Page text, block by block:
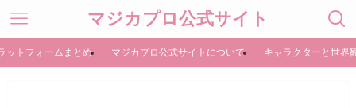
マジカプロ公式サイト
ットフォームまとめ マジカプロ公式サイトについて キャラクターと世界